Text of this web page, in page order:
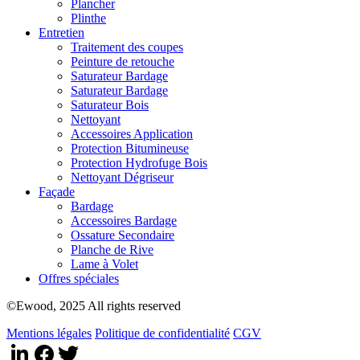
Plancher
Plinthe
Entretien
Traitement des coupes
Peinture de retouche
Saturateur Bardage
Saturateur Bardage
Saturateur Bois
Nettoyant
Accessoires Application
Protection Bitumineuse
Protection Hydrofuge Bois
Nettoyant Dégriseur
Façade
Bardage
Accessoires Bardage
Ossature Secondaire
Planche de Rive
Lame à Volet
Offres spéciales
©Ewood, 2025 All rights reserved
Mentions légales Politique de confidentialité CGV